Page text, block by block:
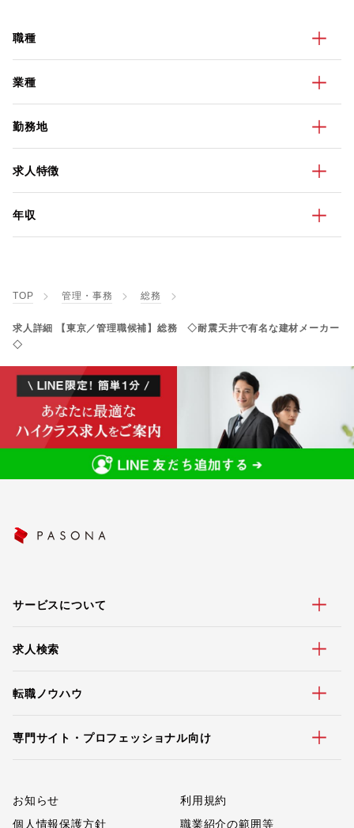
職種
業種
勤務地
求人特徴
年収
TOP 管理・事務 総務
求人詳細 【東京／管理職候補】総務 ◇耐震天井で有名な建材メーカー
◇
サービスについて
求人検索
転職ノウハウ
専門サイト・プロフェッショナル向け
お知らせ
利用規約
個人情報保護方針
職業紹介の範囲等